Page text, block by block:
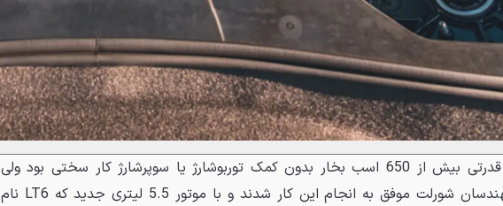
دستیابی به قدرتی بیش از 650 اسب بخار بدون کمک توربوشارژ یا سوپرشارژ کار سختی بود ولی
بااین‌حال مهندسان شورلت موفق به انجام این کار شدند و با موتور 5.5 لیتری جدید که LT6 نام